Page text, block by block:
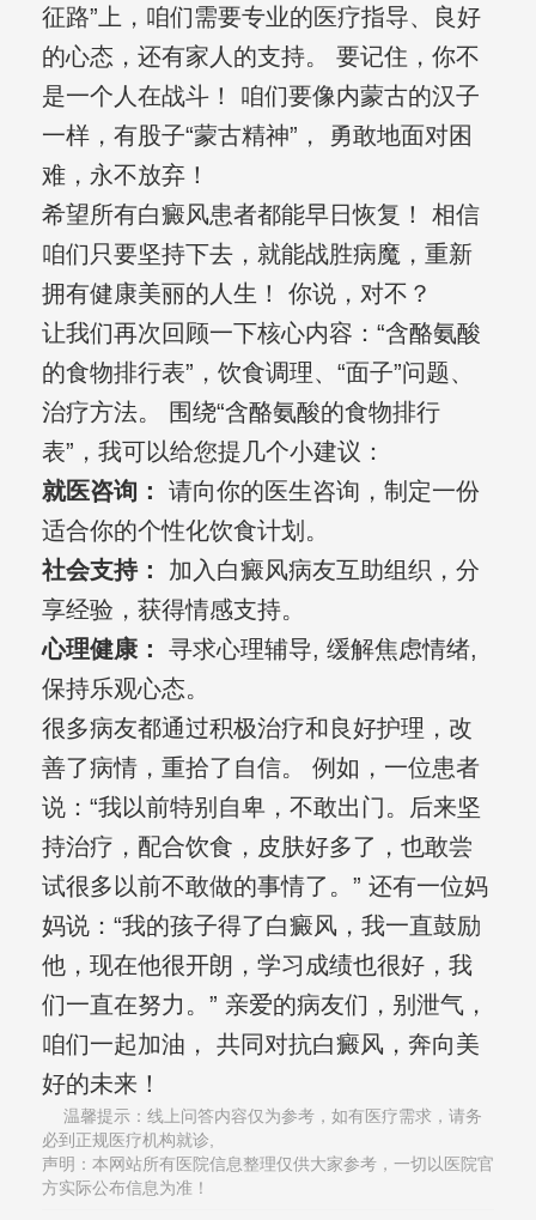
征路”上，咱们需要专业的医疗指导、良好
的心态，还有家人的支持。 要记住，你不
是一个人在战斗！ 咱们要像内蒙古的汉子
一样，有股子“蒙古精神”， 勇敢地面对困
难，永不放弃！
希望所有白癜风患者都能早日恢复！ 相信
咱们只要坚持下去，就能战胜病魔，重新
拥有健康美丽的人生！ 你说，对不？
让我们再次回顾一下核心内容：“含酪氨酸
的食物排行表”，饮食调理、“面子”问题、
治疗方法。 围绕“含酪氨酸的食物排行
表”，我可以给您提几个小建议：
就医咨询：
请向你的医生咨询，制定一份
适合你的个性化饮食计划。
社会支持：
加入白癜风病友互助组织，分
享经验，获得情感支持。
心理健康：
寻求心理辅导, 缓解焦虑情绪,
保持乐观心态。
很多病友都通过积极治疗和良好护理，改
善了病情，重拾了自信。 例如，一位患者
说：“我以前特别自卑，不敢出门。后来坚
持治疗，配合饮食，皮肤好多了，也敢尝
试很多以前不敢做的事情了。” 还有一位妈
妈说：“我的孩子得了白癜风，我一直鼓励
他，现在他很开朗，学习成绩也很好，我
们一直在努力。” 亲爱的病友们，别泄气，
咱们一起加油， 共同对抗白癜风，奔向美
好的未来！
温馨提示：线上问答内容仅为参考，如有医疗需求，请务
必到正规医疗机构就诊,
声明：本网站所有医院信息整理仅供大家参考，一切以医院官
方实际公布信息为准！